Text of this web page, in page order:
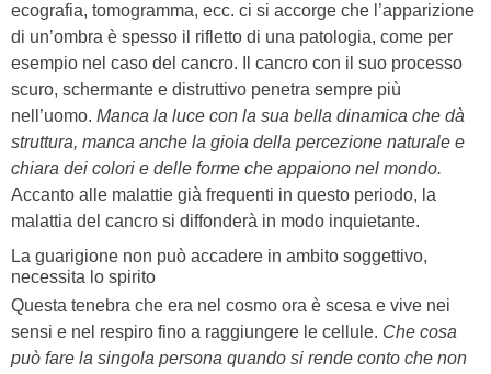
ecografia, tomogramma, ecc. ci si accorge che l’apparizione
di un’ombra è spesso il rifletto di una patologia, come per
esempio nel caso del cancro. Il cancro con il suo processo
scuro, schermante e distruttivo penetra sempre più
nell’uomo. Manca la luce con la sua bella dinamica che dà
struttura, manca anche la gioia della percezione naturale e
chiara dei colori e delle forme che appaiono nel mondo.
Accanto alle malattie già frequenti in questo periodo, la
malattia del cancro si diffonderà in modo inquietante.
La guarigione non può accadere in ambito soggettivo,
necessita lo spirito
Questa tenebra che era nel cosmo ora è scesa e vive nei
sensi e nel respiro fino a raggiungere le cellule. Che cosa
può fare la singola persona quando si rende conto che non